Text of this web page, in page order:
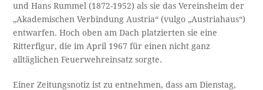
und Hans Rummel (1872-1952) als sie das Vereinsheim der
„Akademischen Verbindung Austria“ (vulgo „Austriahaus“)
entwarfen. Hoch oben am Dach platzierten sie eine
Ritterfigur, die im April 1967 für einen nicht ganz
alltäglichen Feuerwehreinsatz sorgte.
Einer Zeitungsnotiz ist zu entnehmen, dass am Dienstag,